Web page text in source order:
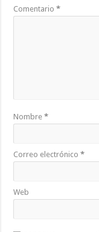
Comentario*
Nombre*
Correo electrónico*
Web